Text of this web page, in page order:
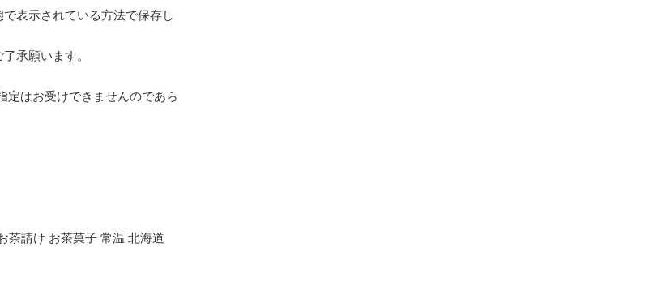
表示されている方法で保存し
承願います。
定はお受けできませんのであら
茶請け お茶菓子 常温 北海道